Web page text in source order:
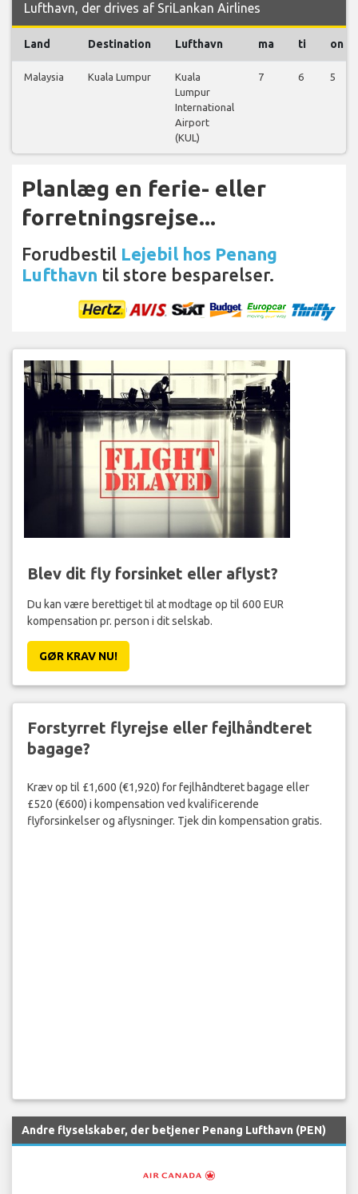
Lufthavn, der drives af SriLankan Airlines
Land Destination Lufthavn ma ti on
Malaysia Kuala Lumpur
Kuala
Lumpur
International
Airport
(KUL)
7 6 5
Planlæg en ferie- eller
forretningsrejse...
Forudbestil Lejebil hos Penang
Lufthavn til store besparelser.
Blev dit fly forsinket eller aflyst?
Du kan være berettiget til at modtage op til 600 EUR
kompensation pr. person i dit selskab.
GØR KRAV NU!
Forstyrret flyrejse eller fejlhåndteret
bagage?
Kræv op til £1,600 (€1,920) for fejlhåndteret bagage eller
£520 (€600) i kompensation ved kvalificerende
flyforsinkelser og aflysninger. Tjek din kompensation gratis.
Andre flyselskaber, der betjener Penang Lufthavn (PEN)